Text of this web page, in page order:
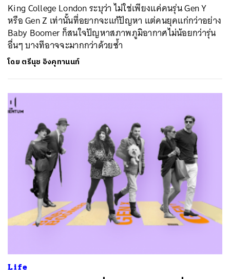
King College London ระบุว่า ไม่ใช่เพียงแค่คนรุ่น Gen Y
หรือ Gen Z เท่านั้นที่อยากจะแก้ปัญหา แต่คนยุคแก่กว่าอย่าง
Baby Boomer ก็สนใจปัญหาสภาพภูมิอากาศไม่น้อยกว่ารุ่น
อื่นๆ บางทีอาจจะมากกว่าด้วยซ้ำ
โดย ตรีนุช อิงคุทานนท์
Life